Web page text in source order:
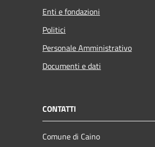
Enti e fondazioni
Politici
Personale Amministrativo
Documenti e dati
CONTATTI
Comune di Caino